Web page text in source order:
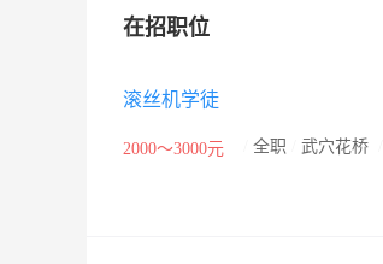
在招职位
滚丝机学徒
2000～3000元 全职 武穴花桥